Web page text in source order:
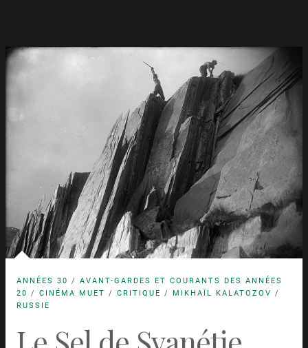
ANNÉES 30 / AVANT-GARDES ET COURANTS DES ANNÉES
20 / CINÉMA MUET / CRITIQUE / MIKHAÏL KALATOZOV /
RUSSIE